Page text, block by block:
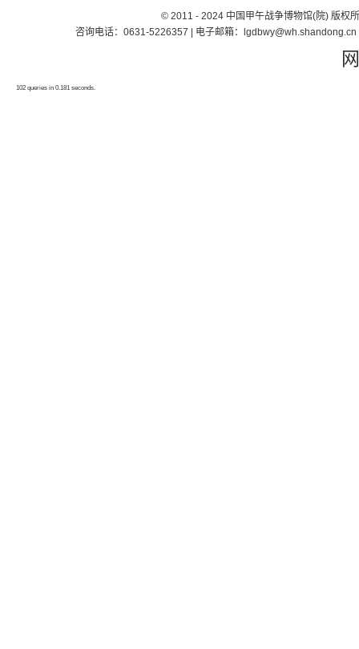
© 2011 - 2024 中国甲午战争博物馆(院) 版
咨询电话：0631-5226357 | 电子邮箱：
102 queries in 0.181 seconds.